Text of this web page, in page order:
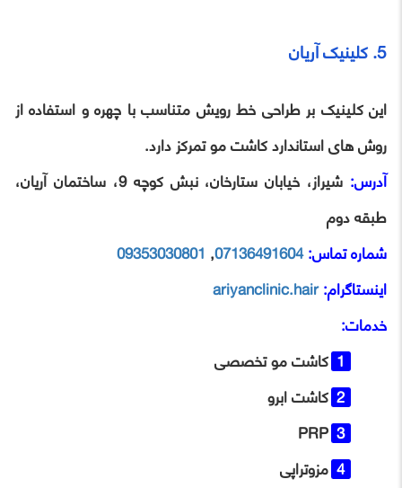
5. کلینیک آریان
این کلینیک بر طراحی خط رویش متناسب با چهره و استفاده از
روش‌ های استاندارد کاشت مو تمرکز دارد.
آدرس:
شیراز، خیابان ستارخان، نبش کوچه 9، ساختمان آریان،
طبقه دوم
شماره تماس:07136491604
,
09353030801
اینستاگرام:ariyanclinic.hair
خدمات:
کاشت مو تخصصی
کاشت ابرو
PRP
مزوتراپی